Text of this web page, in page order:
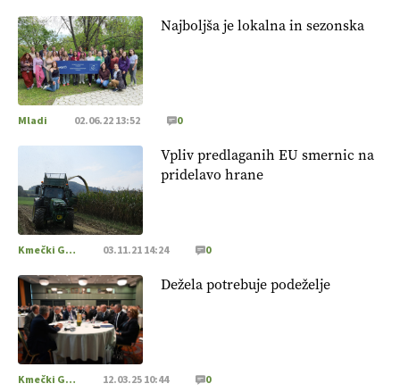
Najboljša je lokalna in sezonska
Mladi 02.06.22 13:52 0
Vpliv predlaganih EU smernic na
pridelavo hrane
Kmečki Glas 03.11.21 14:24 0
Dežela potrebuje podeželje
Kmečki Glas 12.03.25 10:44 0